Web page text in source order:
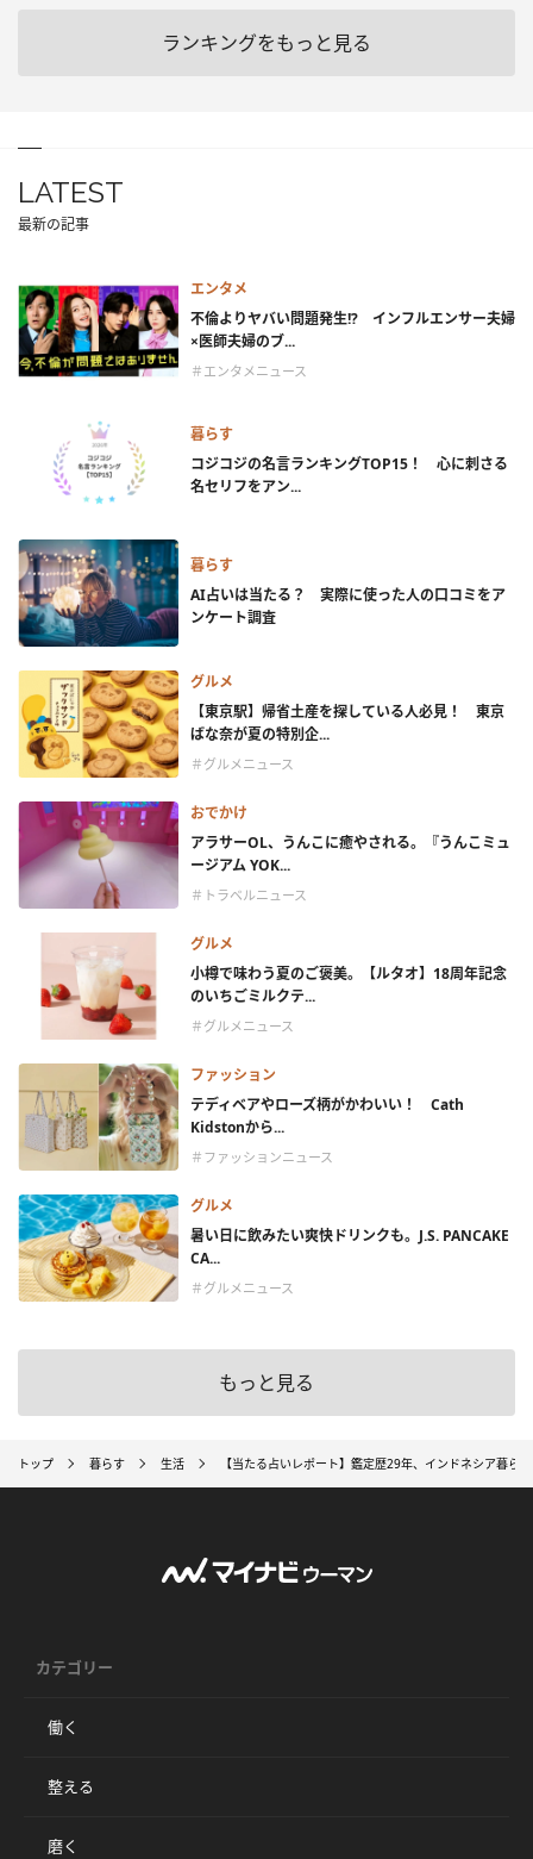
ランキングをもっと見る
LATEST
最新の記事
エンタメ
不倫よりヤバい問題発生!? インフルエンサー夫婦
×医師夫婦のブ...
＃エンタメニュース
暮らす
コジコジの名言ランキングTOP15！ 心に刺さる
名セリフをアン...
暮らす
AI占いは当たる？ 実際に使った人の口コミをア
ンケート調査
グルメ
【東京駅】帰省土産を探している人必見！ 東京
ばな奈が夏の特別企...
＃グルメニュース
おでかけ
アラサーOL、うんこに癒やされる。『うんこミュ
ージアム YOK...
＃トラベルニュース
グルメ
小樽で味わう夏のご褒美。【ルタオ】18周年記念
のいちごミルクテ...
＃グルメニュース
ファッション
テディベアやローズ柄がかわいい！ Cath
Kidstonから...
＃ファッションニュース
グルメ
暑い日に飲みたい爽快ドリンクも。J.S. PANCAKE
CA...
＃グルメニュース
もっと見る
トップ 暮らす 生活 【当たる占いレポート】鑑定歴29年、インドネシア暮ら
カテゴリー
働く
整える
磨く